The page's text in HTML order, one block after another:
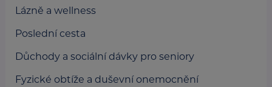
Lázně a wellness
Poslední cesta
Důchody a sociální dávky pro seniory
Fyzické obtíže a duševní onemocnění